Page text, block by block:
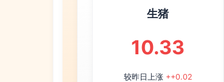
生猪
10.33
较昨日上涨 ++0.02